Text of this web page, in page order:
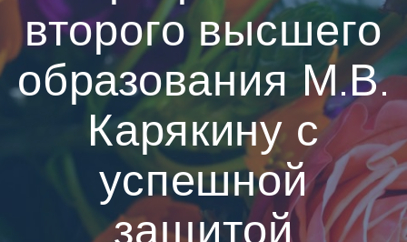
второго высшего
образования М.В.
Карякину с
успешной
защитой